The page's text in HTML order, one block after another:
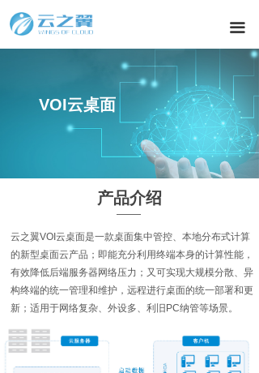
끀
VOI云桌面
产品介绍
云之翼VOI云桌面是⼀款桌面集中管控、本地分布式计算
的新型桌面云产品；即能充分利用终端本身的计算性能，
有效降低后端服务器网络压力；又可实现大规模分散、异
构终端的统一管理和维护，远程进行桌面的统一部署和更
新；适用于网络复杂、外设多、利旧PC纳管等场景。